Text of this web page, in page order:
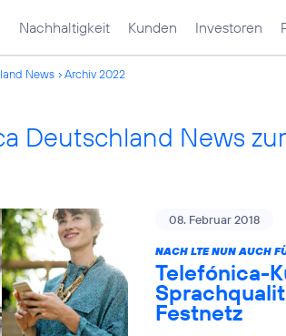
Nachhaltigkeit Kunden Investoren
News Archiv 2022
Deutschland News
08. Februar 2018
NACH LTE NUN AUCH
Telefónica-
Festnetz